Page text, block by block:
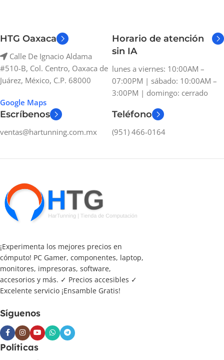
HTG Oaxaca
Calle De Ignacio Aldama
#510-B, Col. Centro, Oaxaca de
Juárez, México, C.P. 68000
Google Maps
Horario de atención
sin IA
lunes a viernes: 10:00AM –
07:00PM | sábado: 10:00AM –
3:00PM | domingo: cerrado
Escríbenos
ventas@hartunning.com.mx
Teléfono
(951) 466-0164
¡Experimenta los mejores precios en
cómputo! PC Gamer, componentes, laptop,
monitores, impresoras, software,
accesorios y más. ✓ Precios accesibles ✓
Excelente servicio ¡Ensamble Gratis!
Síguenos
Políticas